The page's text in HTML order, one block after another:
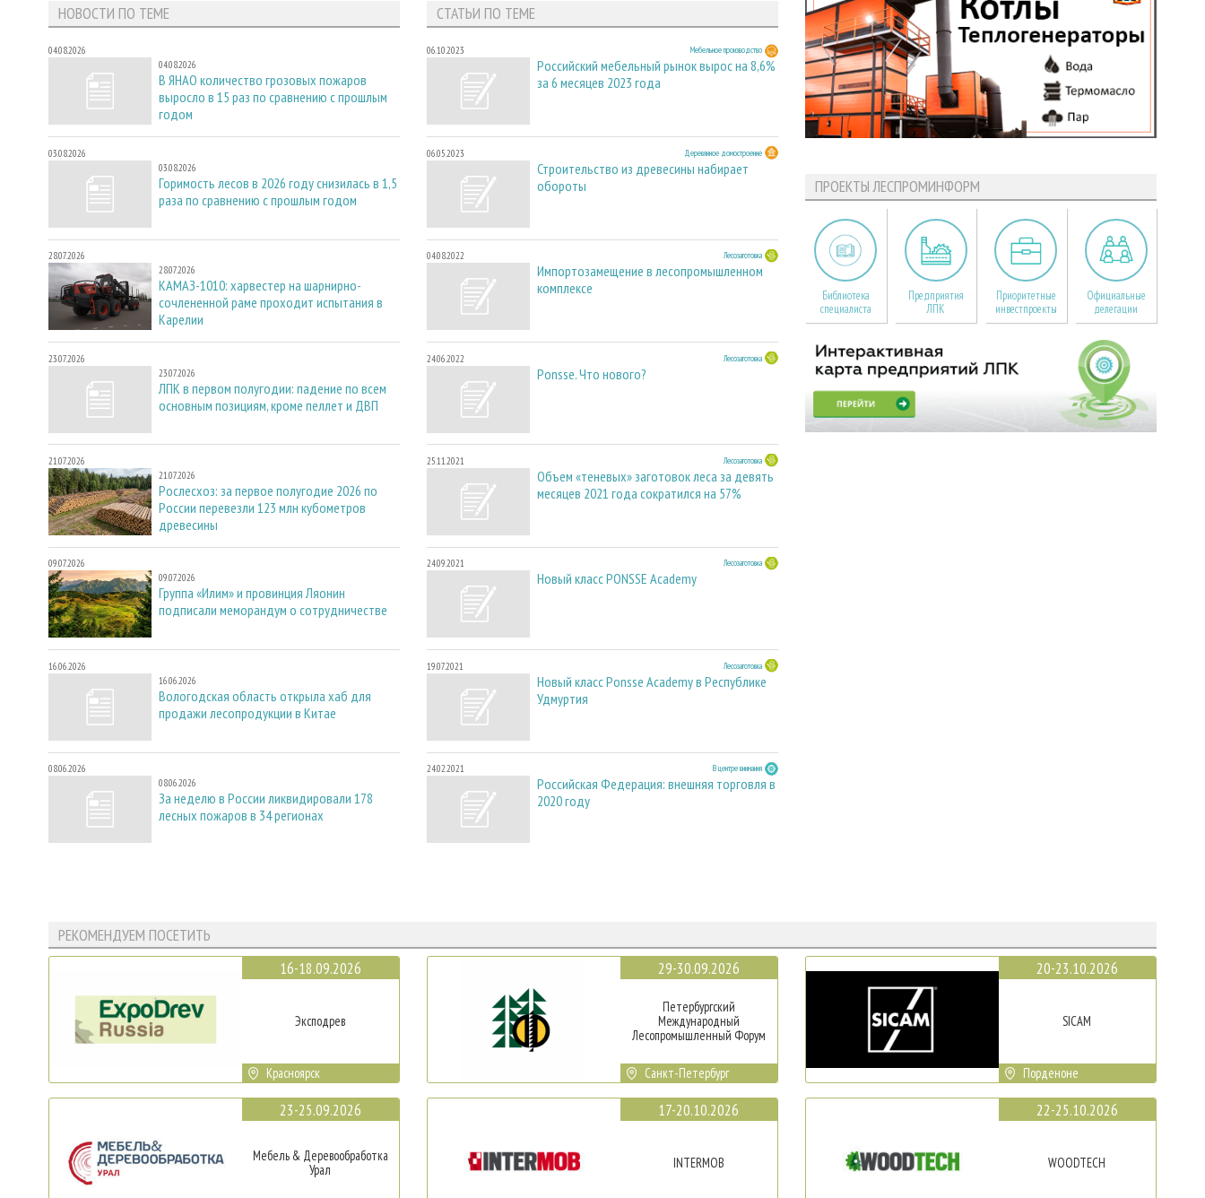
НОВОСТИ ПО ТЕМЕ
04.08.2026
04.08.2026
В ЯНАО количество грозовых пожаров
выросло в 15 раз по сравнению с прошлым
годом
03.08.2026
03.08.2026
Горимость лесов в 2026 году снизилась в 1,5
раза по сравнению с прошлым годом
28.07.2026
28.07.2026
КАМАЗ-1010: харвестер на шарнирно-
сочлененной раме проходит испытания в
Карелии
23.07.2026
23.07.2026
ЛПК в первом полугодии: падение по всем
основным позициям, кроме пеллет и ДВП
21.07.2026
21.07.2026
Рослесхоз: за первое полугодие 2026 по
России перевезли 123 млн кубометров
древесины
09.07.2026
09.07.2026
Группа «Илим» и провинция Ляонин
подписали меморандум о сотрудничестве
16.06.2026
16.06.2026
Вологодская область открыла хаб для
продажи лесопродукции в Китае
08.06.2026
08.06.2026
За неделю в России ликвидировали 178
лесных пожаров в 34 регионах
СТАТЬИ ПО ТЕМЕ
06.10.2023 Мебельное производство
Российский мебельный рынок вырос на 8,6%
за 6 месяцев 2023 года
06.05.2023 Деревянное домостроение
Строительство из древесины набирает
обороты
04.08.2022 Лесозаготовка
Импортозамещение в лесопромышленном
комплексе
24.06.2022 Лесозаготовка
Ponsse. Что нового?
25.11.2021 Лесозаготовка
Объем «теневых» заготовок леса за девять
месяцев 2021 года сократился на 57%
24.09.2021 Лесозаготовка
Новый класс PONSSE Academy
19.07.2021 Лесозаготовка
Новый класс Ponsse Academy в Республике
Удмуртия
24.02.2021 В центре внимания
Российская Федерация: внешняя торговля в
2020 году
ПРОЕКТЫ ЛЕСПРОМИНФОРМ
Библиотека
специалиста
Предприятия
ЛПК
Приоритетные
инвестпроекты
Официальные
делегации
РЕКОМЕНДУЕМ ПОСЕТИТЬ
16-18.09.2026
Эксподрев
Красноярск
23-25.09.2026
Мебель & Деревообработка
Урал
29-30.09.2026
Петербургский
Международный
Лесопромышленный Форум
Санкт-Петербург
17-20.10.2026
INTERMOB
20-23.10.2026
SICAM
Порденоне
22-25.10.2026
WOODTECH